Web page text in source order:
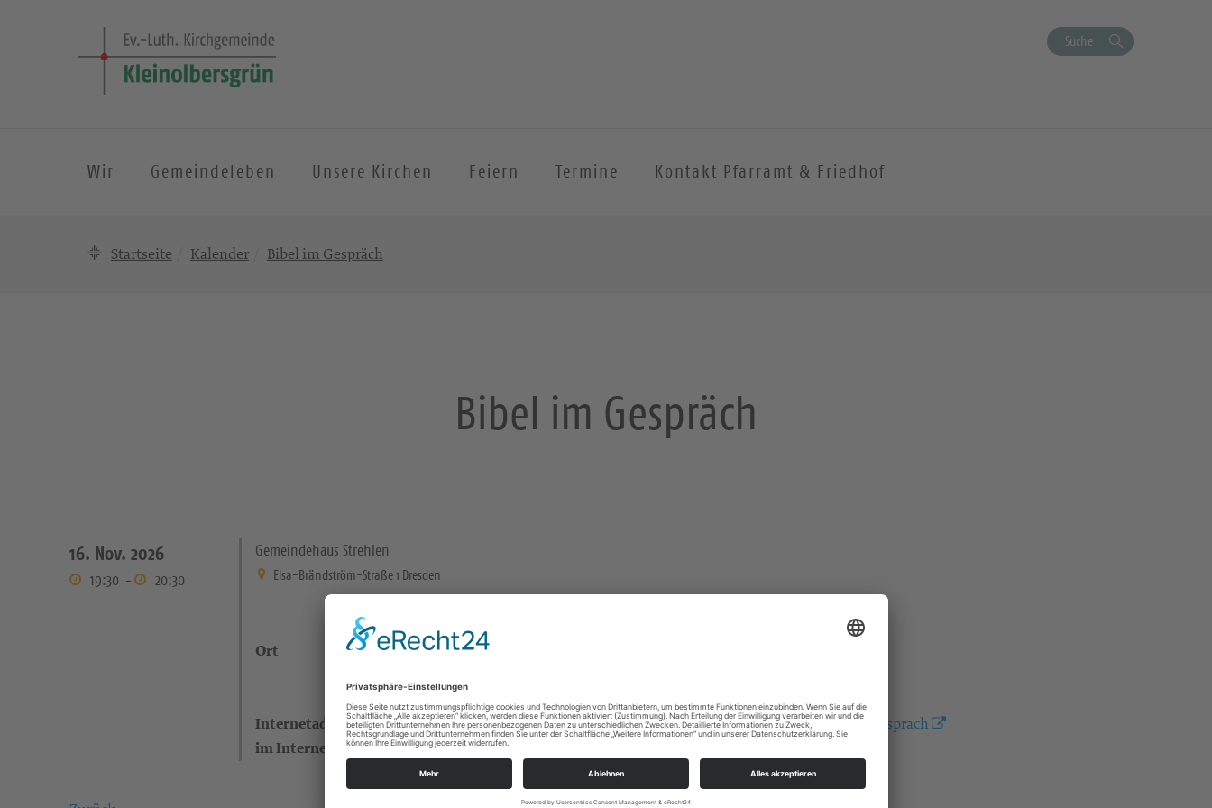
Suche
Wir Gemeindeleben Unsere Kirchen Feiern Termine Kontakt Pfarramt & Friedhof
Startseite Kalender Bibel im Gespräch
Bibel im Gespräch
16. Nov. 2026
19:30 - 20:30
Gemeindehaus Strehlen
Elsa-Brändström-Straße 1 Dresden
Ort
Gemeindehaus Strehlen
01219 Dresden
Internetadresse (eigene Infos
im Internet)
https://landing.churchdesk.com/de/e/41714451/bibel-im-gesprach